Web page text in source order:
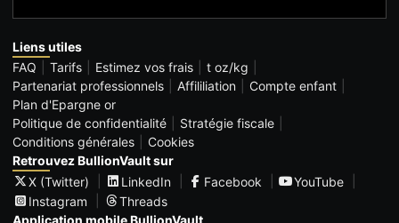
Liens utiles
FAQ
Tarifs Estimez vos frais
t oz/kg
Partenariat professionnels
Affililiation
Compte enfant
Plan d'Epargne or
Politique de confidentialité
Stratégie fiscale
Conditions générales
Cookies
Retrouvez BullionVault sur
X (Twitter)
LinkedIn Facebook
YouTube
Instagram
Threads